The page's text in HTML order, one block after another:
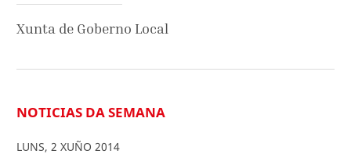
Xunta de Goberno Local
NOTICIAS DA SEMANA
LUNS, 2 XUÑO 2014